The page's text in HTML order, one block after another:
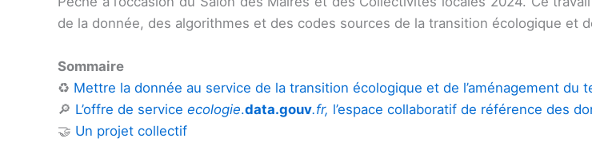
de la donnée, des algorithmes et des codes sources de la transition écologique et
Sommaire
♻️ Mettre la donnée au service de la transition écologique et de l’aménagement du
🔎 L’offre de service ecologie.data.gouv.fr, l’espace collaboratif de référence des
🤝 Un projet collectif